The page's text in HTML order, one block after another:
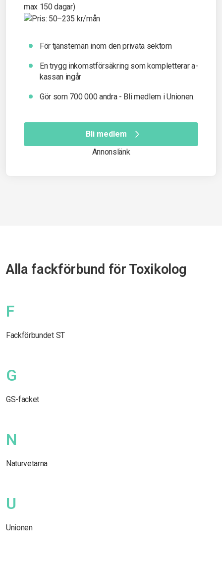
För tjänstemän inom den privata sektorn
En trygg inkomst­försäkring som kompletterar a-
kassan ingår
Gör som 700 000 andra - Bli medlem i Unionen.
Bli medlem
Annonslänk
Alla fackförbund för Toxikolog
F
Fackförbundet ST
G
GS-facket
N
Naturvetarna
U
Unionen